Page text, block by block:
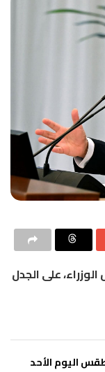
على الجدل
اليوم الأحد